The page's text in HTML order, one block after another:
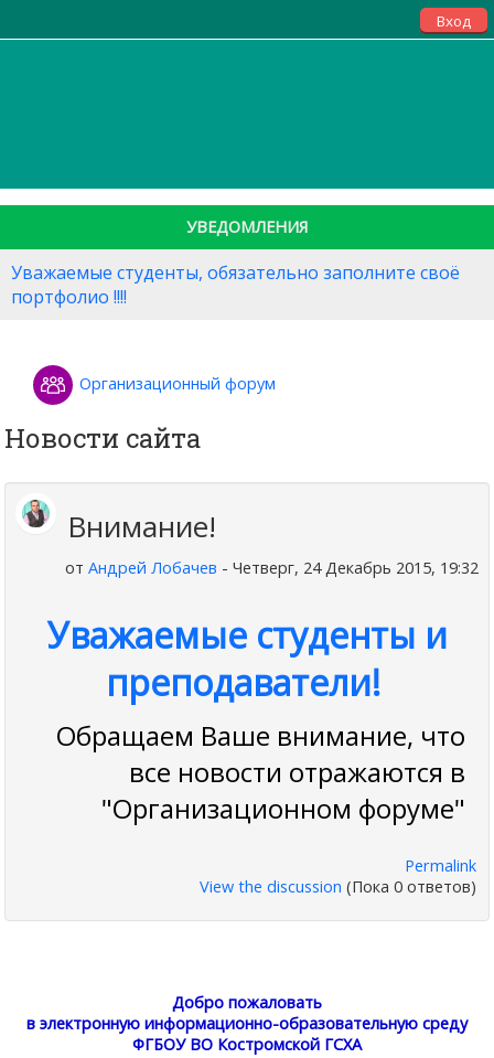
Вход
УВЕДОМЛЕНИЯ
Уважаемые студенты, обязательно заполните своё
портфолио !!!!
Организационный форум
Новости сайта
Внимание!
отАндрей Лобачев - Четверг, 24 Декабрь 2015, 19:32
Уважаемые студенты и
преподаватели!
Обращаем Ваше внимание, что
все новости отражаются в
"Организационном форуме"
Permalink
View the discussion (Пока 0 ответов)
Добро пожаловать
в электронную информационно-образовательную среду
ФГБОУ ВО Костромской ГСХА